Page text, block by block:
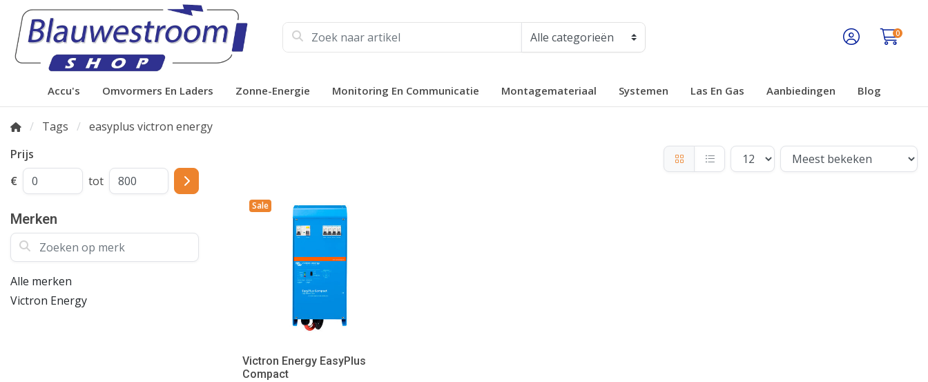
0
Accu's Omvormers En Laders Zonne-Energie Monitoring En Communicatie Montagemateriaal Systemen Las En Gas Aanbiedingen Blog
Tags
easyplus victron energy
Prijs
€
tot
Merken
Zoeken op merk
Alle merken
Victron Energy
Sale
Victron Energy EasyPlus
Compact